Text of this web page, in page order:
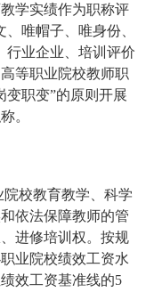
学实绩作为职称评
唯帽子、唯身份、
行业企业、培训评价
等职业院校教师职
变职变”的原则开展
。
校教育教学、科学
依法保障教师的管
进修培训权。按规
业院校绩效工资水
效工资基准线的5